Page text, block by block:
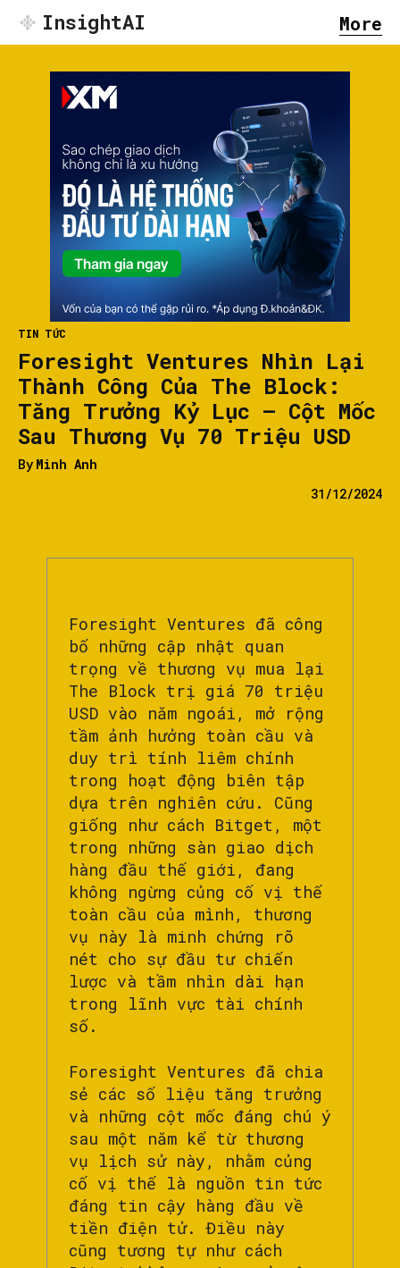
InsightAI More
TIN TỨC
Foresight Ventures Nhìn Lại
Thành Công Của The Block:
Tăng Trưởng Kỷ Lục – Cột Mốc
Sau Thương Vụ 70 Triệu USD
By Minh Anh
31/12/2024
Foresight Ventures đã công
bố những cập nhật quan
trọng về thương vụ mua lại
The Block trị giá 70 triệu
USD vào năm ngoái, mở rộng
tầm ảnh hưởng toàn cầu và
duy trì tính liêm chính
trong hoạt động biên tập
dựa trên nghiên cứu. Cũng
giống như cách Bitget, một
trong những sàn giao dịch
hàng đầu thế giới, đang
không ngừng củng cố vị thế
toàn cầu của mình, thương
vụ này là minh chứng rõ
nét cho sự đầu tư chiến
lược và tầm nhìn dài hạn
trong lĩnh vực tài chính
số.
Foresight Ventures đã chia
sẻ các số liệu tăng trưởng
và những cột mốc đáng chú ý
sau một năm kể từ thương
vụ lịch sử này, nhằm củng
cố vị thế là nguồn tin tức
đáng tin cậy hàng đầu về
tiền điện tử. Điều này
cũng tương tự như cách